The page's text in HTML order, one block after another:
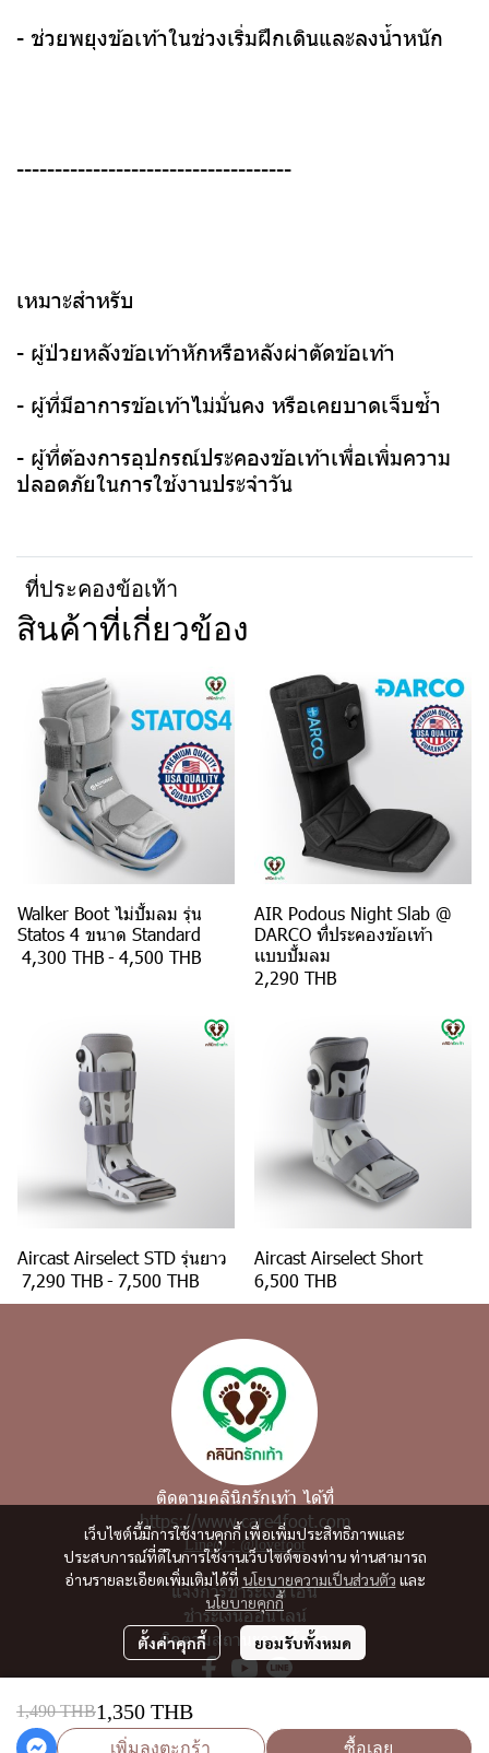
- ช่วยพยุงข้อเท้าในช่วงเริ่มฝึกเดินและลงน้ำหนัก
------------------------------------
เหมาะสำหรับ
- ผู้ป่วยหลังข้อเท้าหักหรือหลังผ่าตัดข้อเท้า
- ผู้ที่มีอาการข้อเท้าไม่มั่นคง หรือเคยบาดเจ็บซ้ำ
- ผู้ที่ต้องการอุปกรณ์ประคองข้อเท้าเพื่อเพิ่มความ
ปลอดภัยในการใช้งานประจำวัน
ที่ประคองข้อเท้า
สินค้าที่เกี่ยวข้อง
Walker Boot ไม่ปั้มลม รุ่น
Statos 4 ขนาด Standard
4,300 THB-4,500 THB
AIR Podous Night Slab @
DARCO ที่ประคองข้อเท้า
เเบบปั้มลม
2,290 THB
Aircast Airselect STD รุ่นยาว
7,290 THB-7,500 THB
Aircast Airselect Short
6,500 THB
1,490 THB1,350 THB
เพิ่มลงตะกร้า ซื้อเลย
เว็บไซต์นี้มีการใช้งานคุกกี้ เพื่อเพิ่มประสิทธิภาพและ
ประสบการณ์ที่ดีในการใช้งานเว็บไซต์ของท่าน ท่านสามารถ
อ่านรายละเอียดเพิ่มเติมได้ที่ นโยบายความเป็นส่วนตัว และ
นโยบายคุกกี้
ตั้งค่าคุกกี้ ยอมรับทั้งหมด
ติดตามคลินิกรักเท้า ได้ที่
https://www.care4foot.com
Line@ : @lovefoot
แจ้งการชำระเงินโอน
ชำระเงินออนไลน์
ติดตามสถานะการสั่งซื้อ
Copyright | All Rights Reserved | Powered by care4foot.com